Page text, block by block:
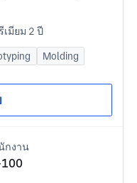
มียม 2 ปี
Molding
กงาน